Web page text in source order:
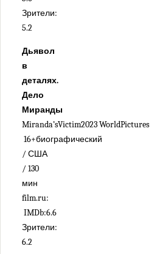
Зрители:
5.2
Дьявол
в
деталях.
Дело
Миранды
Miranda’sVictim2023 WorldPictures
16+биографический
/ США
/ 130
мин
film.ru:
IMDb:6.6
Зрители:
6.2